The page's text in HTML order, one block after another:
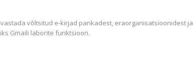
võltsitud e-kirjad pankadest, eraorganisatsioonidest ja
Gmaili laborite funktsioon.